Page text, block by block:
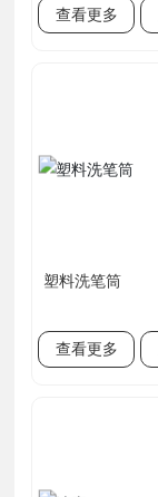
查看更多
塑料洗笔筒
查看更多